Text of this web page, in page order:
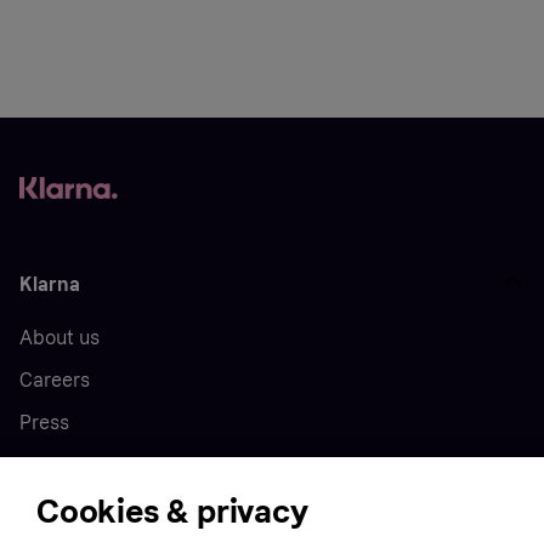
Klarna
About us
Careers
Press
Home
Cookies & privacy